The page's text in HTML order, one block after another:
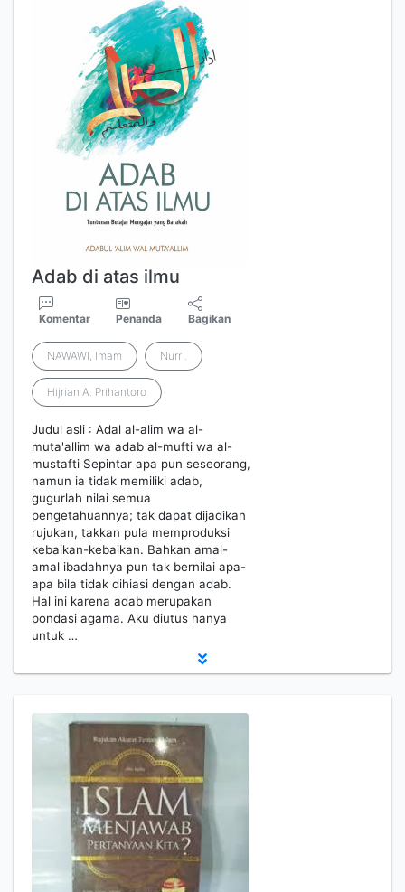
Adab di atas ilmu
Komentar Penanda Bagikan
NAWAWI, Imam Nurr .
Hijrian A. Prihantoro
Judul asli : Adal al-alim wa al-
muta'allim wa adab al-mufti wa al-
mustafti Sepintar apa pun seseorang,
namun ia tidak memiliki adab,
gugurlah nilai semua
pengetahuannya; tak dapat dijadikan
rujukan, takkan pula memproduksi
kebaikan-kebaikan. Bahkan amal-
amal ibadahnya pun tak bernilai apa-
apa bila tidak dihiasi dengan adab.
Hal ini karena adab merupakan
pondasi agama. Aku diutus hanya
untuk …